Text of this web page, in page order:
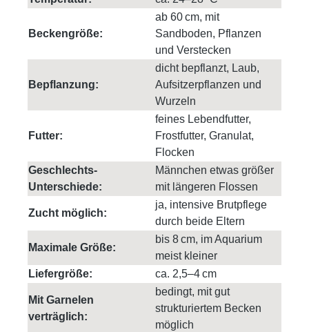
Beckengröße:
ab 60 cm, mit
Sandboden, Pflanzen
und Verstecken
Bepflanzung:
dicht bepflanzt, Laub,
Aufsitzerpflanzen und
Wurzeln
Futter:
feines Lebendfutter,
Frostfutter, Granulat,
Flocken
Geschlechts-
Unterschiede:
Männchen etwas größer
mit längeren Flossen
Zucht möglich:
ja, intensive Brutpflege
durch beide Eltern
Maximale Größe:
bis 8 cm, im Aquarium
meist kleiner
Liefergröße:
ca. 2,5–4 cm
Mit Garnelen
verträglich:
bedingt, mit gut
strukturiertem Becken
möglich